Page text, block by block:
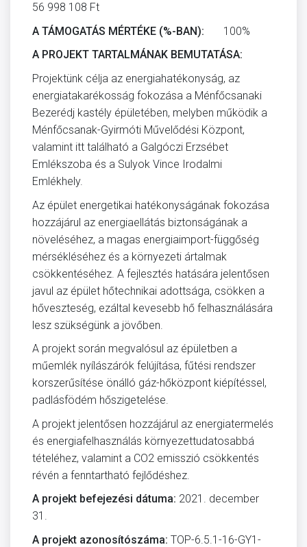
56 998 108 Ft
A TÁMOGATÁS MÉRTÉKE (%-BAN): 100%
A PROJEKT TARTALMÁNAK BEMUTATÁSA:
Projektünk célja az energiahatékonyság, az
energiatakarékosság fokozása a Ménfőcsanaki
Bezerédj kastély épületében, melyben működik a
Ménfőcsanak-Gyirmóti Művelődési Központ,
valamint itt található a Galgóczi Erzsébet
Emlékszoba és a Sulyok Vince Irodalmi
Emlékhely.
Az épület energetikai hatékonyságának fokozása
hozzájárul az energiaellátás biztonságának a
növeléséhez, a magas energiaimport-függőség
mérsékléséhez és a környezeti ártalmak
csökkentéséhez. A fejlesztés hatására jelentősen
javul az épület hőtechnikai adottsága, csökken a
hőveszteség, ezáltal kevesebb hő felhasználására
lesz szükségünk a jövőben.
A projekt során megvalósul az épületben a
műemlék nyílászárók felújítása, fűtési rendszer
korszerűsítése önálló gáz-hőközpont kiépítéssel,
padlásfödém hőszigetelése.
A projekt jelentősen hozzájárul az energiatermelés
és energiafelhasználás környezettudatosabbá
tételéhez, valamint a CO2 emisszió csökkentés
révén a fenntartható fejlődéshez.
A projekt befejezési dátuma: 2021. december
31.
A projekt azonosítószáma: TOP-6.5.1-16-GY1-